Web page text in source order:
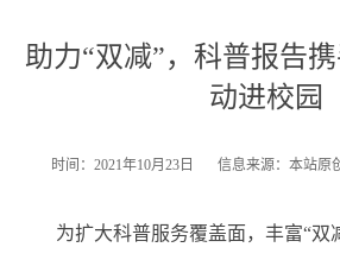
助力“双减”，科普报告
动进校园
时间：2021年10月23日 信息来源：本站原
为扩大科普服务覆盖面，丰富“双